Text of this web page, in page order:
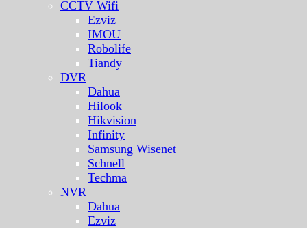
CCTV Wifi
Ezviz
IMOU
Robolife
Tiandy
DVR
Dahua
Hilook
Hikvision
Infinity
Samsung Wisenet
Schnell
Techma
NVR
Dahua
Ezviz